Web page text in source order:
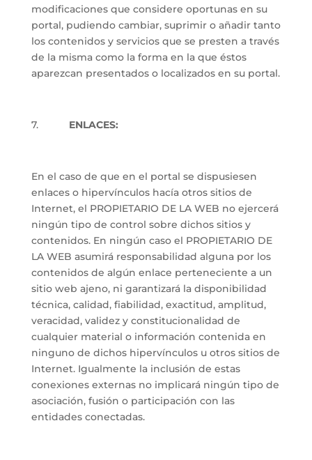
modificaciones que considere oportunas en su
portal, pudiendo cambiar, suprimir o añadir tanto
los contenidos y servicios que se presten a través
de la misma como la forma en la que éstos
aparezcan presentados o localizados en su portal.
7. ENLACES:
En el caso de que en el portal se dispusiesen
enlaces o hipervínculos hacía otros sitios de
Internet, el PROPIETARIO DE LA WEB no ejercerá
ningún tipo de control sobre dichos sitios y
contenidos. En ningún caso el PROPIETARIO DE
LA WEB asumirá responsabilidad alguna por los
contenidos de algún enlace perteneciente a un
sitio web ajeno, ni garantizará la disponibilidad
técnica, calidad, fiabilidad, exactitud, amplitud,
veracidad, validez y constitucionalidad de
cualquier material o información contenida en
ninguno de dichos hipervínculos u otros sitios de
Internet. Igualmente la inclusión de estas
conexiones externas no implicará ningún tipo de
asociación, fusión o participación con las
entidades conectadas.